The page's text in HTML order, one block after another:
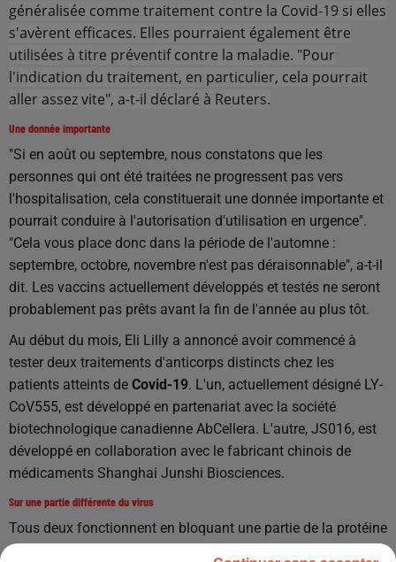
généralisée comme traitement contre la Covid-19 si elles
s'avèrent efficaces. Elles pourraient également être
utilisées à titre préventif contre la maladie. "Pour
l'indication du traitement, en particulier, cela pourrait
aller assez vite", a-t-il déclaré à Reuters.
Une donnée importante
"Si en août ou septembre, nous constatons que les
personnes qui ont été traitées ne progressent pas vers
l'hospitalisation, cela constituerait une donnée importante et
pourrait conduire à l'autorisation d'utilisation en urgence".
"Cela vous place donc dans la période de l'automne :
septembre, octobre, novembre n'est pas déraisonnable", a-t-il
dit. Les vaccins actuellement développés et testés ne seront
probablement pas prêts avant la fin de l'année au plus tôt.
Au début du mois, Eli Lilly a annoncé avoir commencé à
tester deux traitements d'anticorps distincts chez les
patients atteints de Covid-19. L'un, actuellement désigné LY-
CoV555, est développé en partenariat avec la société
biotechnologique canadienne AbCellera. L'autre, JS016, est
développé en collaboration avec le fabricant chinois de
médicaments Shanghai Junshi Biosciences.
Sur une partie différente du virus
Tous deux fonctionnent en bloquant une partie de la protéine
du virus qu'il utilise pour pénétrer dans les cellules humaines